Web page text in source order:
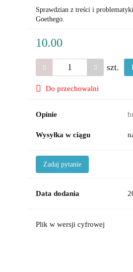
Sprawdzian z treści i
Goethego.
10.00
szt.
Do przechowalni
Opinie
Wysyłka w ciągu
Zadaj pytanie
Data dodania
Plik w wersji cyfrowej